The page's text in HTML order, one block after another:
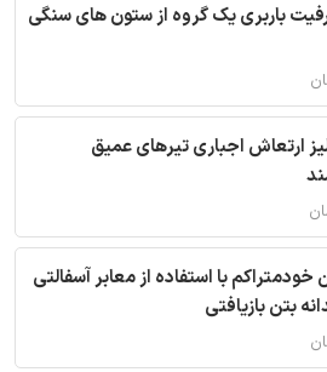
باربری یک گروه از ستون های سنگی
ارتعاش اجباری تیرهای عمیق
خودمتراکم با استفاده از معابر آسفالتی
بتن بازیافتی